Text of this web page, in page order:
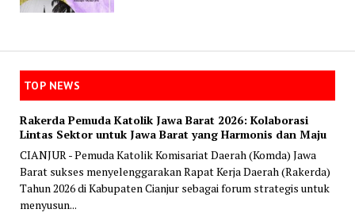
TOP NEWS
Rakerda Pemuda Katolik Jawa Barat 2026: Kolaborasi
Lintas Sektor untuk Jawa Barat yang Harmonis dan Maju
CIANJUR - Pemuda Katolik Komisariat Daerah (Komda) Jawa
Barat sukses menyelenggarakan Rapat Kerja Daerah (Rakerda)
Tahun 2026 di Kabupaten Cianjur sebagai forum strategis untuk
menyusun...